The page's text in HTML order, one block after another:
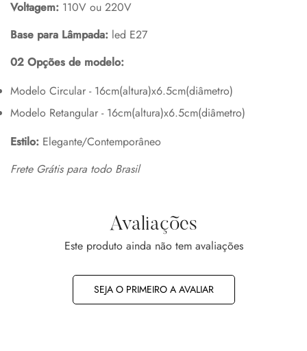
Voltagem: 110V ou 220V
Base para Lâmpada: led E27
02 Opções de modelo:
Modelo Circular - 16cm(altura)x6.5cm(diâmetro)
Modelo Retangular - 16cm(altura)x6.5cm(diâmetro)
Estilo: Elegante/Contemporâneo
Frete Grátis para todo Brasil
Avaliações
Este produto ainda não tem avaliações
SEJA O PRIMEIRO A AVALIAR